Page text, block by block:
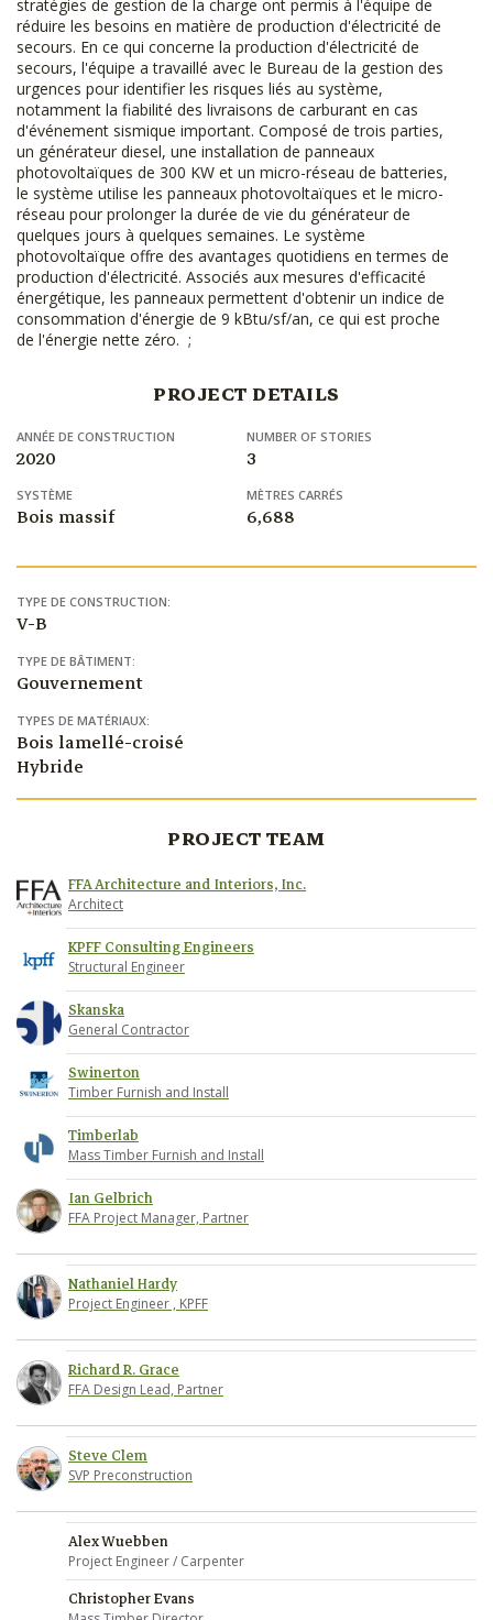
stratégies de gestion de la charge ont permis à l'équipe de
réduire les besoins en matière de production d'électricité de
secours. En ce qui concerne la production d'électricité de
secours, l'équipe a travaillé avec le Bureau de la gestion des
urgences pour identifier les risques liés au système,
notamment la fiabilité des livraisons de carburant en cas
d'événement sismique important. Composé de trois parties,
un générateur diesel, une installation de panneaux
photovoltaïques de 300 KW et un micro-réseau de batteries,
le système utilise les panneaux photovoltaïques et le micro-
réseau pour prolonger la durée de vie du générateur de
quelques jours à quelques semaines. Le système
photovoltaïque offre des avantages quotidiens en termes de
production d'électricité. Associés aux mesures d'efficacité
énergétique, les panneaux permettent d'obtenir un indice de
consommation d'énergie de 9 kBtu/sf/an, ce qui est proche
de l'énergie nette zéro. ;
PROJECT DETAILS
ANNÉE DE CONSTRUCTION
2020
NUMBER OF STORIES
3
SYSTÈME
Bois massif
MÈTRES CARRÉS
6,688
TYPE DE CONSTRUCTION:
V-B
TYPE DE BÂTIMENT:
Gouvernement
TYPES DE MATÉRIAUX:
Bois lamellé-croisé
Hybride
PROJECT TEAM
FFA Architecture and Interiors, Inc.
Architect
KPFF Consulting Engineers
Structural Engineer
Skanska
General Contractor
Swinerton
Timber Furnish and Install
Timberlab
Mass Timber Furnish and Install
Ian Gelbrich
FFA Project Manager, Partner
Nathaniel Hardy
Project Engineer , KPFF
Richard R. Grace
FFA Design Lead, Partner
Steve Clem
SVP Preconstruction
Alex Wuebben
Project Engineer / Carpenter
Christopher Evans